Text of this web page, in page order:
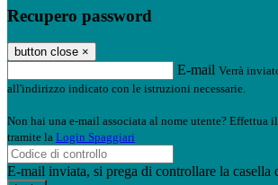
Recupero password
button close ×
E-mail Verrà
all'indirizzo indicato con le istruzioni necessarie.
Non hai una e-mail associata al nome utente? Effettua
tramite la Login Spaggiari
E-mail inviata, si prega di controllare la casella